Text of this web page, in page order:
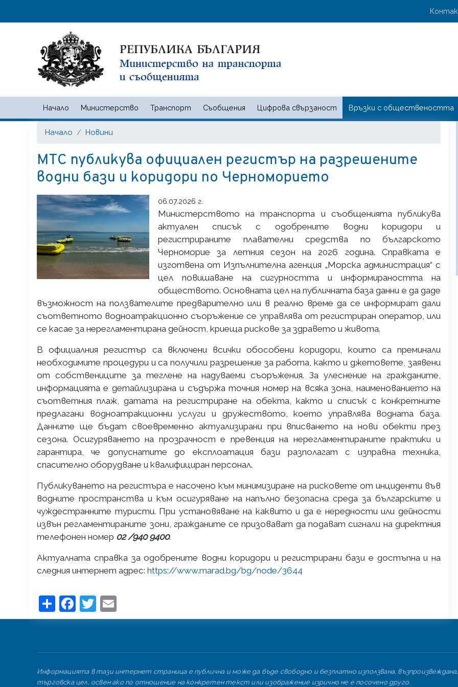
Начало Министерство Транспорт Съобщения Цифрова свързаност Връзки с обществеността
Министерство на транспорта и съобщенията | Ministry of
Начало Новини
МТС публикува официален регистър на разрешените
водни бази и коридори по Черноморието
06.07.2026 г.
Министерството на транспорта и съобщенията публикува
актуален списък с одобрените водни коридори и
регистрираните плавателни средства по българското
Черноморие за летния сезон на 2026 година. Справката е
изготвена от Изпълнителна агенция „Морска администрация“ с
цел повишаване на сигурността и информираността на
обществото. Основната цел на публичната база данни е да даде
възможност на ползвателите предварително или в реално време да се информират дали
съответното водноатракционно съоръжение се управлява от регистриран оператор, или
се касае за нерегламентирана дейност, криеща рискове за здравето и живота.
В официалния регистър са включени всички обособени коридори, които са преминали
необходимите процедури и са получили разрешение за работа, както и джетовете, заявени
от собствениците за теглене на надуваеми съоръжения. За улеснение на гражданите,
информацията е детайлизирана и съдържа точния номер на всяка зона, наименованието на
съответния плаж, датата на регистриране на обекта, както и списък с конкретните
предлагани водноатракционни услуги и дружеството, което управлява водната база.
Данните ще бъдат своевременно актуализирани при вписването на нови обекти през
сезона. Осигуряването на прозрачност е превенция на нерегламентираните практики и
гарантира, че допуснатите до експлоатация бази разполагат с изправна техника,
спасително оборудване и квалифициран персонал.
Публикуването на регистъра е насочено към минимизиране на рисковете от инциденти във
водните пространства и към осигуряване на напълно безопасна среда за българските и
чуждестранните туристи. При установяване на каквито и да е нередности или дейности
извън регламентираните зони, гражданите се призовават да подават сигнали на директния
телефонен номер 02 /940 9400.
Актуалната справка за одобрените водни коридори и регистрирани бази е достъпна и на
следния интернет адрес: https://www.marad.bg/bg/node/3644
ShareFacebook
Twitter
Информацията в тази интернет страница е публична и може да бъде свободно и безплатно използвана,
търговска цел, освен ако по отношение на конкретен текст или изображение изрично не е посочено друго.